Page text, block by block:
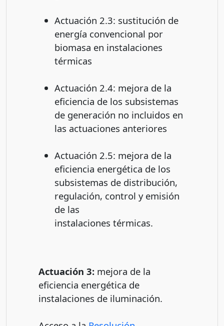
Actuación 2.3: sustitución de
energía convencional por
biomasa en instalaciones
térmicas
Actuación 2.4: mejora de la
eficiencia de los subsistemas
de generación no incluidos en
las actuaciones anteriores
Actuación 2.5: mejora de la
eficiencia energética de los
subsistemas de distribución,
regulación, control y emisión
de las
instalaciones térmicas.
Actuación 3: mejora de la
eficiencia energética de
instalaciones de iluminación.